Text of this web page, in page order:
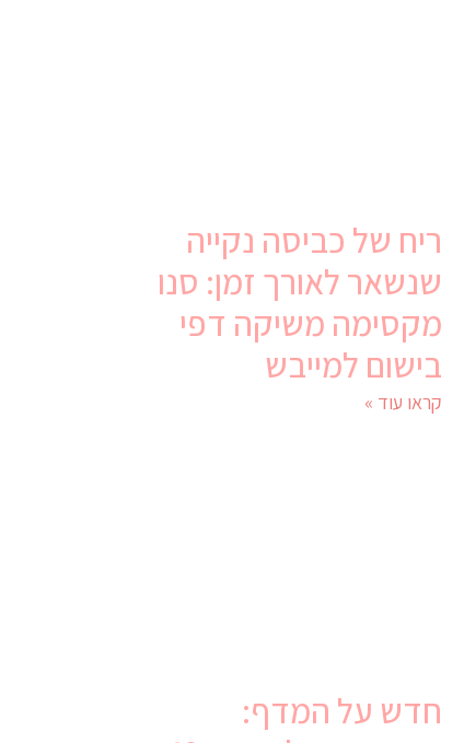
ריח של כביסה נקייה
שנשאר לאורך זמן: סנו
מקסימה משיקה דפי
בישום למייבש
קראו עוד »
חדש על המדף: